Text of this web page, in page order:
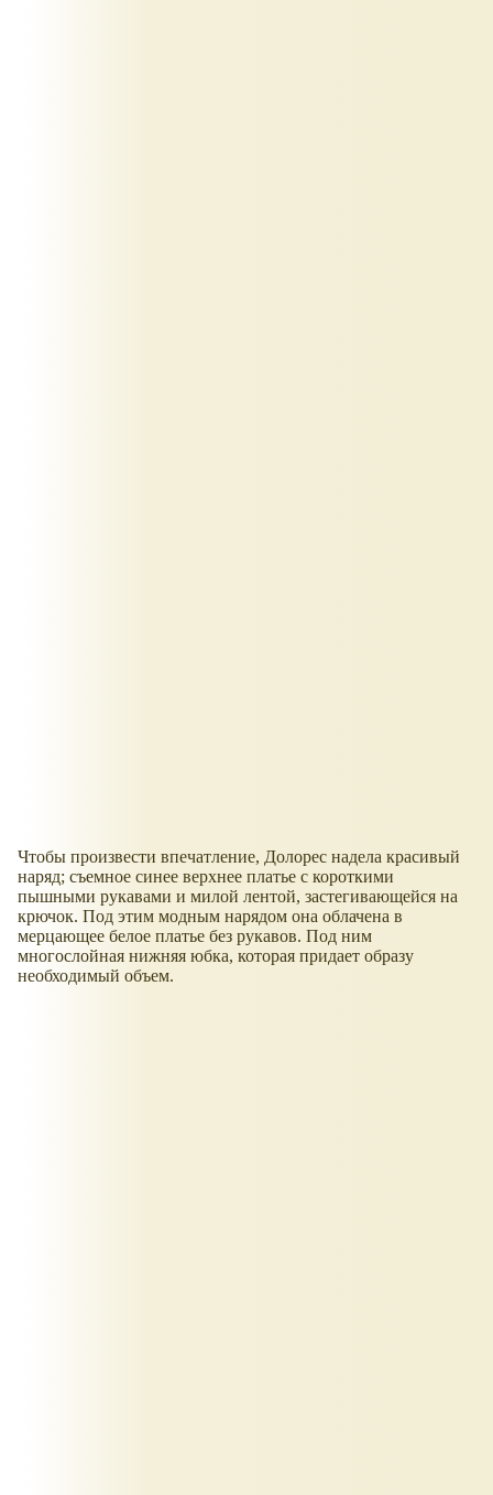
Чтобы произвести впечатление, Долорес надела красивый
наряд; съемное синее верхнее платье с короткими
пышными рукавами и милой лентой, застегивающейся на
крючок. Под этим модным нарядом она облачена в
мерцающее белое платье без рукавов. Под ним
многослойная нижняя юбка, которая придает образу
необходимый объем.